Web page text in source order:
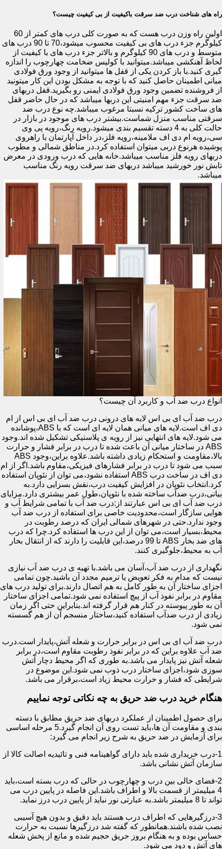
راه های شناخت درب ضد سرقت باکیفیت از بی کیفیت چیست؟
اولین راه وزن درب هست که به صورت کلی درب های کمتر از 60
کیلوگرم جزء درب های بی کیفیت محسوب میشود،70 تا 90 درب های
متوسط و درب های 90 کیلوگرم و بالاتر جزء درب های با کیفیت از
لحاظ آهنکشی میباشد.میتوانید با کولیس ضخامت چهارچوب را اندازه
گیری کنید.با باز کردن یکی از قفل ها میتوانید از وجود ورق فولادی
میانی اطمینان حاصل کنید که با توجه به مشکل بودن این کار میتونید
از فروشنده تضمین وجود ورق فولادی ایمنی رو بگیرید.قفل دربهای
ضد سرقت جزء مهم امنیتی این دربها میباشد که در حال حاضر قفل
های ساخت کشور ترکیه نسبتا مرغوب میباشد.چه نوع درب ضد
سرقتی مناسب منزل شماست.بیشتر درب های موجود در بازار در
حالت کلی به 4 دسته تقسیم بندی میشود.رویه رنگ،رویه پی وی
سی،رویه ام دی اف ملامینه،رویه فلز،در داخل آپارتمان با راهروی
پوشیده هرنوع دربی میتوان استفاده کرد.در مناطق شمالی و مطوب
دربهای رویه فلز مناسب میباشد.خانه هایی که درب ورودی در معرض
تابش نور خورشید میباشد دربهای ضد سرقت رویه رنگ مناسب
میباشد.
انواع درب ضد آب و کاربرد آن چیست؟
درب ضد آب ای بی اس لایه های درونی درب ضد آب ای بی اس از ام
دی اف است.لایه های میانی همان لایه ای است که با ABS،پوشانده
می شود.لایه های انتهایی نیز از رویه ی پلاستیکی تشکیل شده اند.وجود
ABS در ساختار میانی آن باعث شده تا درب در برابر فشار و حرارت
بالا،مقاومت و استحکام زیادی داشته باشد.علاوه براین،وجود ABS
سبب می شود تا درب در برابر فشارهای فیزیکی،مقاوم باشد.اگر از ام
دی اف در ساخت درب ABS استفاده نشود،می توان از نئوپان استفاده
کرد.انتخاب نئوپان در افزایش کیفیت درب،نقش بسزایی دارد.به
بیانی،درب ضدآب ساخته شده با نئوپان،طول عمر بیشتری دارد.مزایای
درب ضد آب ای بی اس عبارتند از:درب ضد آب با تمامی شرایط آب و
هوایی سازگار است،محدودیت خاصی برای استفاده از درب ضد آب
وجود ندارد.حتی در شهرهای شمالی ایران که درصد رطوبت در
محیط،بسیار است،می توان از این درب ها استفاده کرد.چرا که درب
های ضد بخار ABS تا 99 درصد،این قابلیت را دارند که از انتقال بخار
آب به محیط،جلوگیری کنند.
نگهداری از درب ضد آب،آسان می باشد.با تهیه ی درب ضد آب نیازی
نیست که مدام به فکر تعویض یا ترمیم مجدد آن باشید.چون تمامی
اجزای ساختار آن به طور کامل به هم اتصال دارند.برای تولید درب های
مقاوم در برابر نفوذ آب از پیچ استفاده نمی شود.تمامی اجزای ساختار
آن به طور پیوسته در کنار هم قرار گرفته اند.بنابراین حتی اگر زمان
زیادی از درب ضدآب استفاده کنید،ساختار منسجم آن از هم گسسته
نمی شود.
درب ضد آب ای بی اس در برابر حرارت و شعله آتش،پایدار است.درب
ضد آب علاوه براین که در برابر نفوذ رطوبت مقاوم است،در برابر
شعله آتش نیز پایدار می باشد.به طوری که اگر محیط دچار آتش
سوزی شود،اجزای ساختار درب ذوب نمی شود.این موضوع در
شرایطی که فشار و حرارت محیط زیاد است،برقرار می باشد.
هنگام خرید درب ضد حریق به چه نکاتی توجه نماییم
برای حصول اطمینان از عملکرد دربهای ضد حریق مطابق با دسته
بندی و مقاومت آن ها،باید تست روی آن انجام گیرد.5 مرحله اساسی
برای آزمایش در ضد حریق به شرح زیر انجام می گیرد:
1-درب خریداری شده باید دارای گواهینامه فنی و تائیدیه اصالت کالا از
سازمان آتش نشانی باشد.
2-فضای خالی بین درب و چهارچوب در حالی که درب بسته است،باید
4 میلیمتر از قسمت بالا و اطراف باشد.این فاصله در پایین درب می
تواند تا 8 میلیمتر باشد.به عبارتی نور نباید از پایین درب درز نماید.
3-درزگیرهایی که اطراف درب هستند باید دقیق و بدون هیچ آسیبی
نصب شده باشند.همانطور که گفته شد درزگیرها نسبت به حرارت
حساس بوده و به هنگام بروز حریق حجیم شده و مانع از پخش شعله
های آتش و دود می شود.